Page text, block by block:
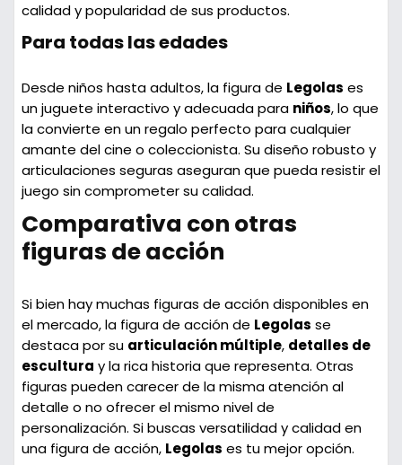
calidad y popularidad de sus productos.
Para todas las edades
Desde niños hasta adultos, la figura de Legolas es
un juguete interactivo y adecuada para niños, lo que
la convierte en un regalo perfecto para cualquier
amante del cine o coleccionista. Su diseño robusto y
articulaciones seguras aseguran que pueda resistir el
juego sin comprometer su calidad.
Comparativa con otras
figuras de acción
Si bien hay muchas figuras de acción disponibles en
el mercado, la figura de acción de Legolas se
destaca por su articulación múltiple, detalles de
escultura y la rica historia que representa. Otras
figuras pueden carecer de la misma atención al
detalle o no ofrecer el mismo nivel de
personalización. Si buscas versatilidad y calidad en
una figura de acción, Legolas es tu mejor opción.